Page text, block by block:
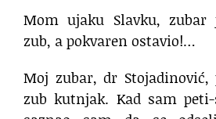
Mom ujaku Slavku, zubar
zub, a pokvaren ostavio!…
Moj zubar, dr
zub kutnjak. Kad sam